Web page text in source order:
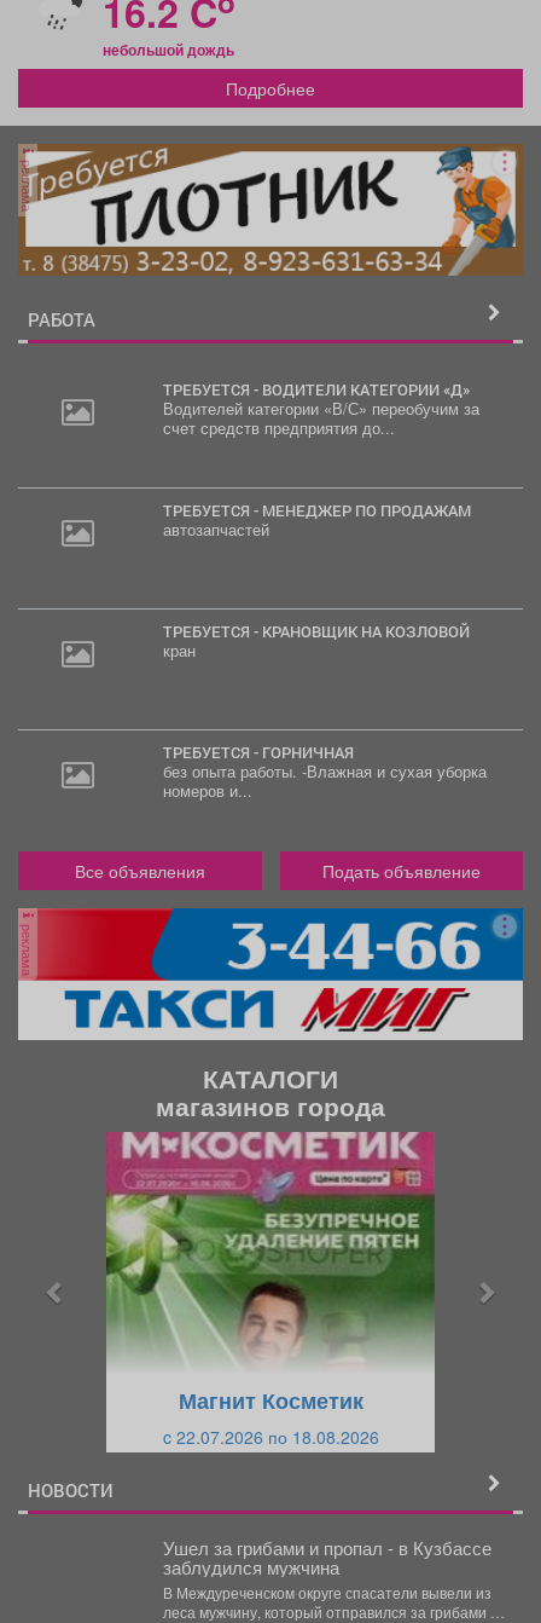
16.2 C
небольшой дождь
Подробнее
реклама
РАБОТА
ТРЕБУЕТСЯ - ВОДИТЕЛИ КАТЕГОРИИ «Д»
Водителей категории «В/С» переобучим за
счет средств предприятия до...
ТРЕБУЕТСЯ - МЕНЕДЖЕР ПО ПРОДАЖАМ
автозапчастей
ТРЕБУЕТСЯ - КРАНОВЩИК НА КОЗЛОВОЙ
кран
ТРЕБУЕТСЯ - ГОРНИЧНАЯ
без опыта работы. -Влажная и сухая уборка
номеров и...
Все объявления Подать объявление
реклама
КАТАЛОГИ
магазинов города
Магнит Косметик
c 22.07.2026 по 18.08.2026
НОВОСТИ
Ушел за грибами и пропал - в Кузбассе
заблудился мужчина
В Междуреченском округе спасатели вывели из
леса мужчину, который отправился за грибами и